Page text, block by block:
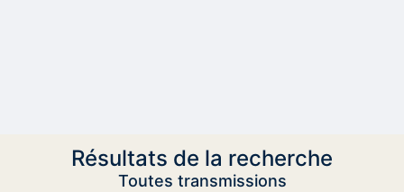
Résultats de la recherche
Toutes transmissions